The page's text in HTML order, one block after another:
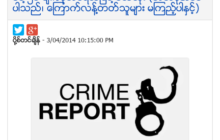
n
i
o
ပါသည္၊ ေၾကာက္လန္႔တတ္သူမ်ား မၾကည့္ပါႏွင့္)
ပုိ႔စ္တင္ခ်ိန္ - 3/04/2014 10:15:00 PM